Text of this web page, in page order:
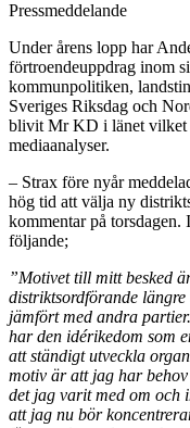
Pressmeddelande
Under årens lopp har
förtroendeuppdrag inom
kommunpolitiken,
Sveriges Riksdag och
blivit Mr KD i länet vilket
mediaanalyser.
– Strax före nyår
hög tid att välja ny
kommentar på
följande;
”Motivet till mitt besked
distriktsordförande
jämfört med andra
har den idérikedom som
att ständigt utveckla
motiv är att jag har
det jag varit med om och
att jag nu bör